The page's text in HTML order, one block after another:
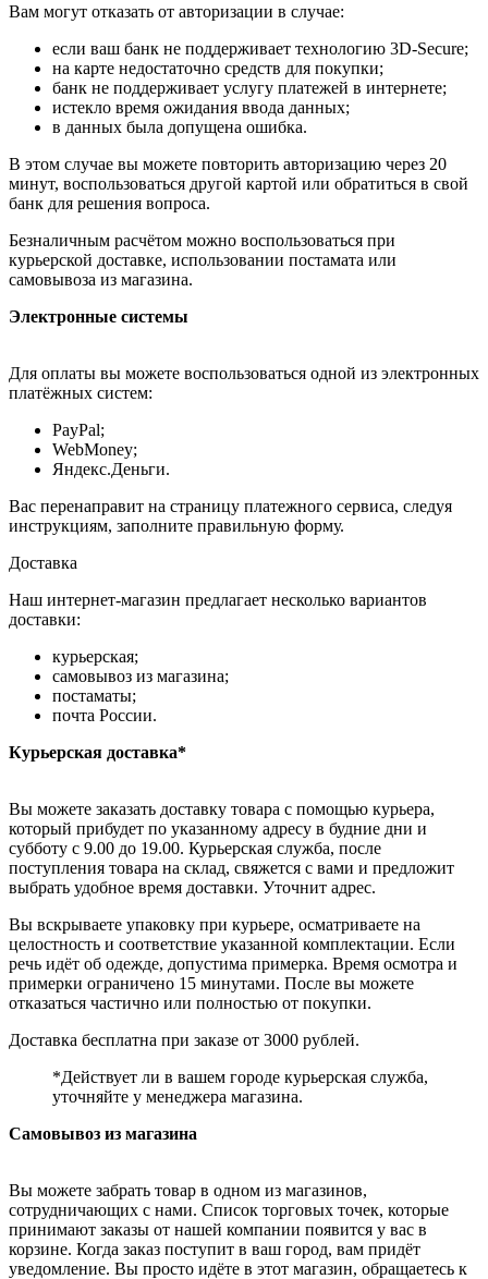
Вам могут отказать от авторизации в случае:
если ваш банк не поддерживает технологию 3D-Secure;
на карте недостаточно средств для покупки;
банк не поддерживает услугу платежей в интернете;
истекло время ожидания ввода данных;
в данных была допущена ошибка.
В этом случае вы можете повторить авторизацию через 20
минут, воспользоваться другой картой или обратиться в свой
банк для решения вопроса.
Безналичным расчётом можно воспользоваться при
курьерской доставке, использовании постамата или
самовывоза из магазина.
Электронные системы
Для оплаты вы можете воспользоваться одной из электронных
платёжных систем:
PayPal;
WebMoney;
Яндекс.Деньги.
Вас перенаправит на страницу платежного сервиса, следуя
инструкциям, заполните правильную форму.
Доставка
Наш интернет-магазин предлагает несколько вариантов
доставки:
курьерская;
самовывоз из магазина;
постаматы;
почта России.
Курьерская доставка*
Вы можете заказать доставку товара с помощью курьера,
который прибудет по указанному адресу в будние дни и
субботу с 9.00 до 19.00. Курьерская служба, после
поступления товара на склад, свяжется с вами и предложит
выбрать удобное время доставки. Уточнит адрес.
Вы вскрываете упаковку при курьере, осматриваете на
целостность и соответствие указанной комплектации. Если
речь идёт об одежде, допустима примерка. Время осмотра и
примерки ограничено 15 минутами. После вы можете
отказаться частично или полностью от покупки.
Доставка бесплатна при заказе от 3000 рублей.
*Действует ли в вашем городе курьерская служба,
уточняйте у менеджера магазина.
Самовывоз из магазина
Вы можете забрать товар в одном из магазинов,
сотрудничающих с нами. Список торговых точек, которые
принимают заказы от нашей компании появится у вас в
корзине. Когда заказ поступит в ваш город, вам придёт
уведомление. Вы просто идёте в этот магазин, обращаетесь к